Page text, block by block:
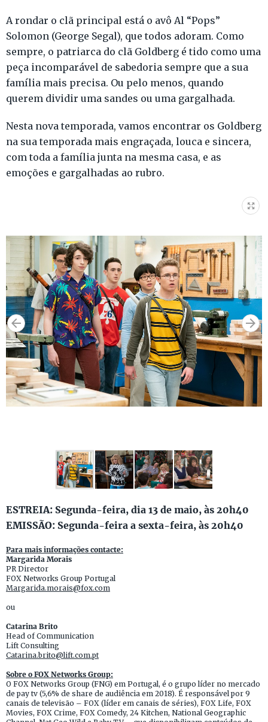
A rondar o clã principal está o avô Al “Pops”
Solomon (George Segal), que todos adoram. Como
sempre, o patriarca do clã Goldberg é tido como uma
peça incomparável de sabedoria sempre que a sua
família mais precisa. Ou pelo menos, quando
querem dividir uma sandes ou uma gargalhada.
Nesta nova temporada, vamos encontrar os Goldberg
na sua temporada mais engraçada, louca e sincera,
com toda a família junta na mesma casa, e as
emoções e gargalhadas ao rubro.
ESTREIA: Segunda-feira, dia 13 de maio, às 20h40
EMISSÃO: Segunda-feira a sexta-feira, às 20h40
Para mais informações contacte:
Margarida Morais
PR Director
FOX Networks Group Portugal
Margarida.morais@fox.com
ou
Catarina Brito
Head of Communication
Lift Consulting
Catarina.brito@lift.com.pt
Sobre o FOX Networks Group:
O FOX Networks Group (FNG) em Portugal, é o grupo líder no mercado
de pay tv (5,6% de share de audiência em 2018). É responsável por 9
canais de televisão – FOX (líder em canais de séries), FOX Life, FOX
Movies, FOX Crime, FOX Comedy, 24 Kitchen, National Geographic